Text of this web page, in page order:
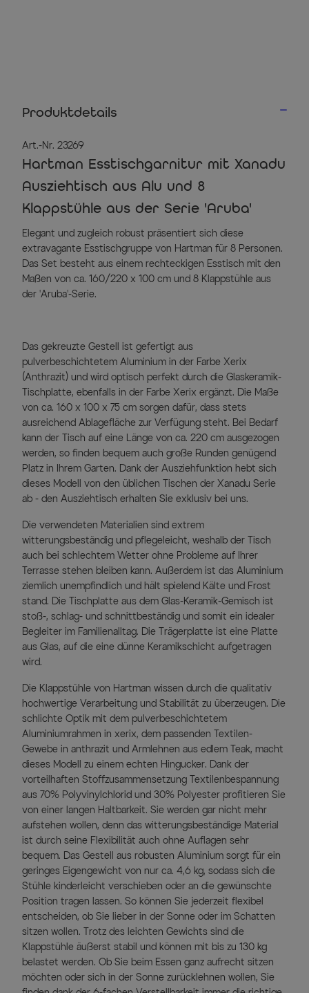
Produktdetails
Art.-Nr. 23269
Hartman Esstischgarnitur mit Xanadu
Ausziehtisch aus Alu und 8
Klappstühle aus der Serie 'Aruba'
Elegant und zugleich robust präsentiert sich diese
extravagante Esstischgruppe von Hartman für 8 Personen.
Das Set besteht aus einem rechteckigen Esstisch mit den
Maßen von ca. 160/220 x 100 cm und 8 Klappstühle aus
der 'Aruba'-Serie.
Das gekreuzte Gestell ist gefertigt aus
pulverbeschichtetem Aluminium in der Farbe Xerix
(Anthrazit) und wird optisch perfekt durch die Glaskeramik-
Tischplatte, ebenfalls in der Farbe Xerix ergänzt. Die Maße
von ca. 160 x 100 x 75 cm sorgen dafür, dass stets
ausreichend Ablagefläche zur Verfügung steht. Bei Bedarf
kann der Tisch auf eine Länge von ca. 220 cm ausgezogen
werden, so finden bequem auch große Runden genügend
Platz in Ihrem Garten. Dank der Ausziehfunktion hebt sich
dieses Modell von den üblichen Tischen der Xanadu Serie
ab - den Ausziehtisch erhalten Sie exklusiv bei uns.
Die verwendeten Materialien sind extrem
witterungsbeständig und pflegeleicht, weshalb der Tisch
auch bei schlechtem Wetter ohne Probleme auf Ihrer
Terrasse stehen bleiben kann. Außerdem ist das Aluminium
ziemlich unempfindlich und hält spielend Kälte und Frost
stand. Die Tischplatte aus dem Glas-Keramik-Gemisch ist
stoß-, schlag- und schnittbeständig und somit ein idealer
Begleiter im Familienalltag. Die Trägerplatte ist eine Platte
aus Glas, auf die eine dünne Keramikschicht aufgetragen
wird.
Die Klappstühle von Hartman wissen durch die qualitativ
hochwertige Verarbeitung und Stabilität zu überzeugen. Die
schlichte Optik mit dem pulverbeschichtetem
Aluminiumrahmen in xerix, dem passenden Textilen-
Gewebe in anthrazit und Armlehnen aus edlem Teak, macht
dieses Modell zu einem echten Hingucker. Dank der
vorteilhaften Stoffzusammensetzung Textilenbespannung
aus 70% Polyvinylchlorid und 30% Polyester profitieren Sie
von einer langen Haltbarkeit. Sie werden gar nicht mehr
aufstehen wollen, denn das witterungsbeständige Material
ist durch seine Flexibilität auch ohne Auflagen sehr
bequem. Das Gestell aus robusten Aluminium sorgt für ein
geringes Eigengewicht von nur ca. 4,6 kg, sodass sich die
Stühle kinderleicht verschieben oder an die gewünschte
Position tragen lassen. So können Sie jederzeit flexibel
entscheiden, ob Sie lieber in der Sonne oder im Schatten
sitzen wollen. Trotz des leichten Gewichts sind die
Klappstühle äußerst stabil und können mit bis zu 130 kg
belastet werden. Ob Sie beim Essen ganz aufrecht sitzen
möchten oder sich in der Sonne zurücklehnen wollen, Sie